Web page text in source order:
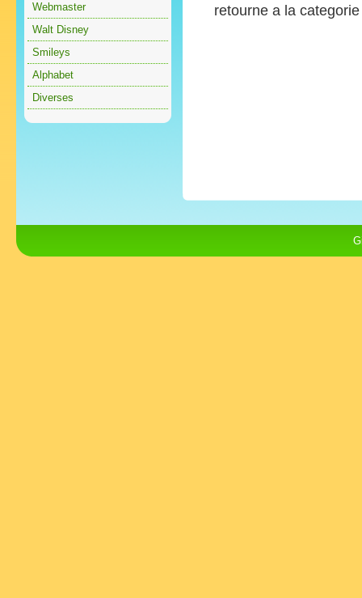
Webmaster
Walt Disney
Smileys
Alphabet
Diverses
retourne a la